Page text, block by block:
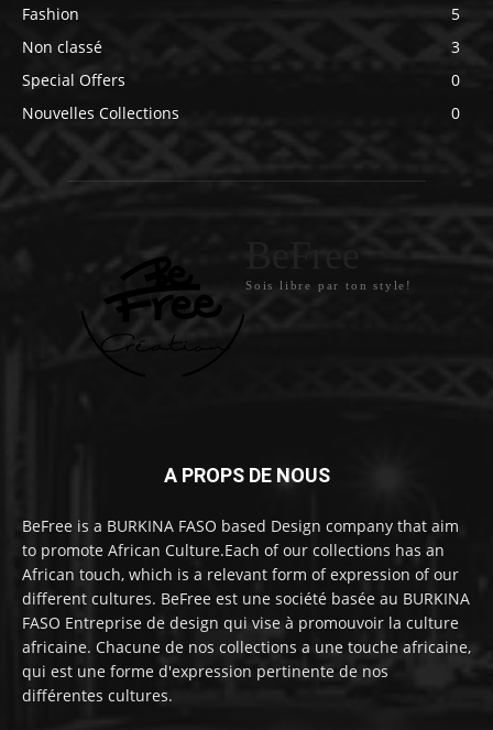
Fashion
5
Non classé
3
Special Offers
0
Nouvelles Collections
0
Sois libre par ton style!
A PROPS DE NOUS
BeFree is a BURKINA FASO based Design company that aim
to promote African Culture.Each of our collections has an
African touch, which is a relevant form of expression of our
different cultures. BeFree est une société basée au BURKINA
FASO Entreprise de design qui vise à promouvoir la culture
africaine. Chacune de nos collections a une touche africaine,
qui est une forme d'expression pertinente de nos
différentes cultures.